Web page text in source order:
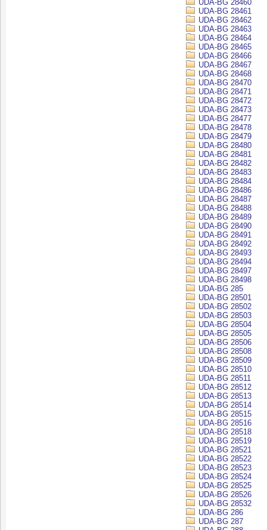
UDA-BG 28460
UDA-BG 28461
UDA-BG 28462
UDA-BG 28463
UDA-BG 28464
UDA-BG 28465
UDA-BG 28466
UDA-BG 28467
UDA-BG 28468
UDA-BG 28470
UDA-BG 28471
UDA-BG 28472
UDA-BG 28473
UDA-BG 28477
UDA-BG 28478
UDA-BG 28479
UDA-BG 28480
UDA-BG 28481
UDA-BG 28482
UDA-BG 28483
UDA-BG 28484
UDA-BG 28486
UDA-BG 28487
UDA-BG 28488
UDA-BG 28489
UDA-BG 28490
UDA-BG 28491
UDA-BG 28492
UDA-BG 28493
UDA-BG 28494
UDA-BG 28497
UDA-BG 28498
UDA-BG 285
UDA-BG 28501
UDA-BG 28502
UDA-BG 28503
UDA-BG 28504
UDA-BG 28505
UDA-BG 28506
UDA-BG 28508
UDA-BG 28509
UDA-BG 28510
UDA-BG 28511
UDA-BG 28512
UDA-BG 28513
UDA-BG 28514
UDA-BG 28515
UDA-BG 28516
UDA-BG 28518
UDA-BG 28519
UDA-BG 28521
UDA-BG 28522
UDA-BG 28523
UDA-BG 28524
UDA-BG 28525
UDA-BG 28526
UDA-BG 28532
UDA-BG 286
UDA-BG 287